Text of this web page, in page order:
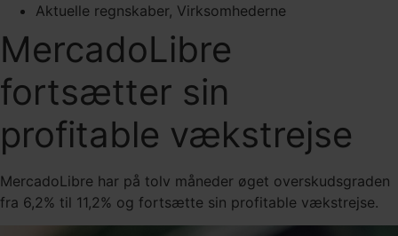
Aktuelle regnskaber, Virksomhederne
MercadoLibre
fortsætter sin
profitable vækstrejse
MercadoLibre har på tolv måneder øget overskudsgraden
fra 6,2% til 11,2% og fortsætte sin profitable vækstrejse.